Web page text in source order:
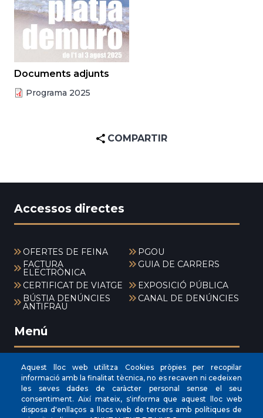
Documents adjunts
Programa 2025
COMPARTIR
Accessos directes
OFERTES DE FEINA
PGOU
FACTURA
ELECTRÒNICA
GUIA DE CARRERS
CERTIFICAT DE VIATGE
EXPOSICIÓ PÚBLICA
BÚSTIA DENÚNCIES
ANTIFRAU
CANAL DE DENÚNCIES
Menú
INICI
AJUNTAMENT
EL NOSTRE MUNICIPI
Aquest lloc web utilitza Cookies pròpies per recopilar
informació amb la finalitat tècnica, no es recaven ni cedeixen
les seves dades de caràcter personal sense el seu
consentiment. Així mateix, s'informa que aquest lloc web
disposa d'enllaços a llocs web de tercers amb polítiques de